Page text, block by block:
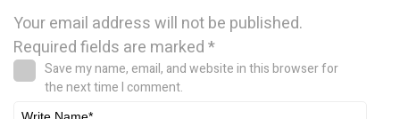
Your email address will not be published.
Required fields are marked*
Save my name, email, and website in this browser for
the next time I comment.